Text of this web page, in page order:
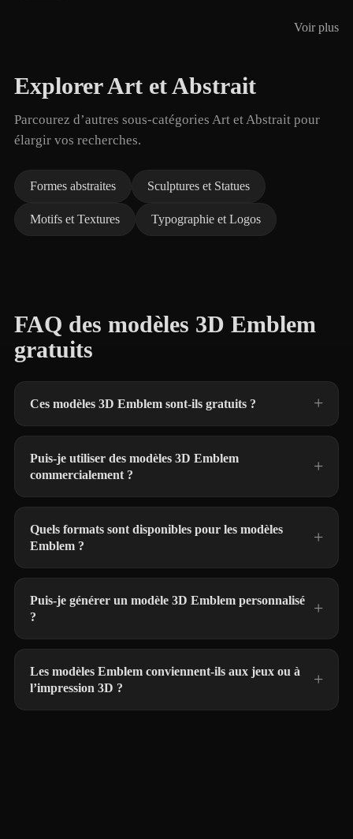
Voir plus
Explorer Art et Abstrait
Parcourez d’autres sous-catégories Art et Abstrait pour
élargir vos recherches.
Formes abstraites Sculptures et Statues
Motifs et Textures Typographie et Logos
FAQ des modèles 3D Emblem
gratuits
Ces modèles 3D Emblem sont-ils gratuits ?
Puis-je utiliser des modèles 3D Emblem
commercialement ?
Quels formats sont disponibles pour les modèles
Emblem ?
Puis-je générer un modèle 3D Emblem personnalisé
?
Les modèles Emblem conviennent-ils aux jeux ou à
l’impression 3D ?